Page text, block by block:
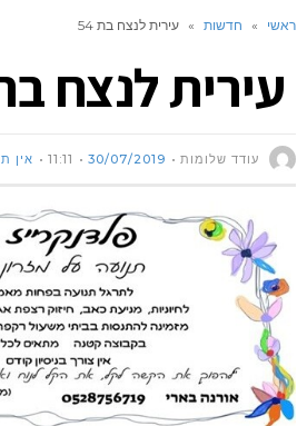
ראשי » חדשות » עירית לנצח בת 54
עירית לנצח בת
עודד שלומות 30/07/2019
11:11 אין